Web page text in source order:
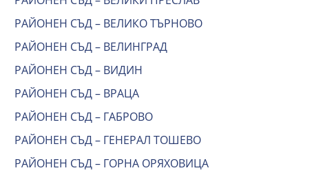
РАЙОНЕН СЪД – ВЕЛИКО ТЪРНОВО
РАЙОНЕН СЪД – ВЕЛИНГРАД
РАЙОНЕН СЪД – ВИДИН
РАЙОНЕН СЪД – ВРАЦА
РАЙОНЕН СЪД – ГАБРОВО
РАЙОНЕН СЪД – ГЕНЕРАЛ ТОШЕВО
РАЙОНЕН СЪД – ГОРНА ОРЯХОВИЦА